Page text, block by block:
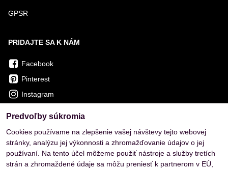
GPSR
PRIDAJTE SA K NÁM
Facebook
Pinterest
Instagram
Predvoľby súkromia
Cookies používame na zlepšenie vašej návštevy tejto webovej
stránky, analýzu jej výkonnosti a zhromažďovanie údajov o jej
používaní. Na tento účel môžeme použiť nástroje a služby tretích
strán a zhromaždené údaje sa môžu preniesť k partnerom v EÚ,